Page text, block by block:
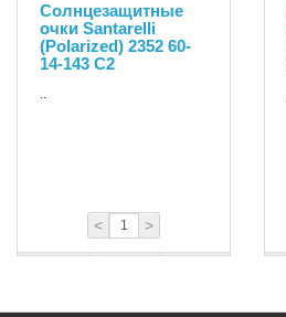
Солнцезащитные
очки Santarelli
(Polarized) 2352 60-
14-143 С2
..
< >